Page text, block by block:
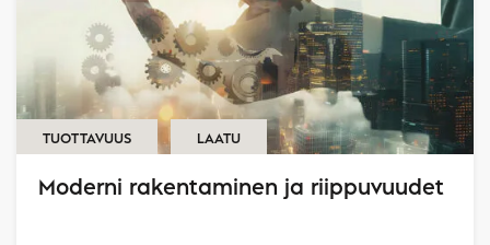
TUOTTAVUUS LAATU
Moderni rakentaminen ja riippuvuudet